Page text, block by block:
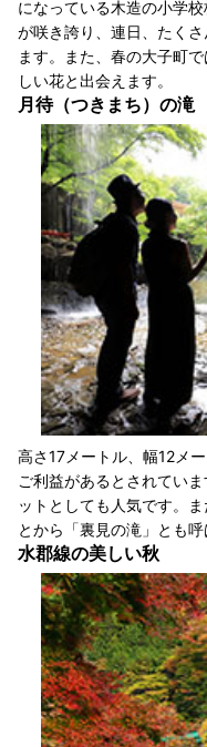
になっている木造の小学
が咲き誇り、連日、たく
ます。また、春の大子町
しい花と出会えます。
月待（つきまち）の滝
高さ17メートル、幅12メ
ご利益があるとされてい
ットとしても人気です。
とから「裏見の滝」とも呼
水郡線の美しい秋